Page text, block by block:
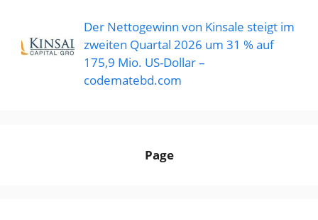
Der Nettogewinn von Kinsale steigt im
zweiten Quartal 2026 um 31 % auf
175,9 Mio. US-Dollar –
codematebd.com
Page